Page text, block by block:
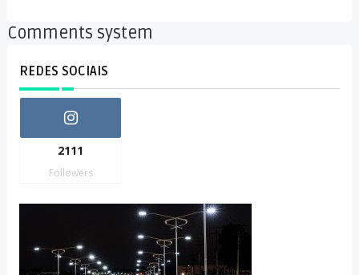
Comments system
REDES SOCIAIS
2111
Followers